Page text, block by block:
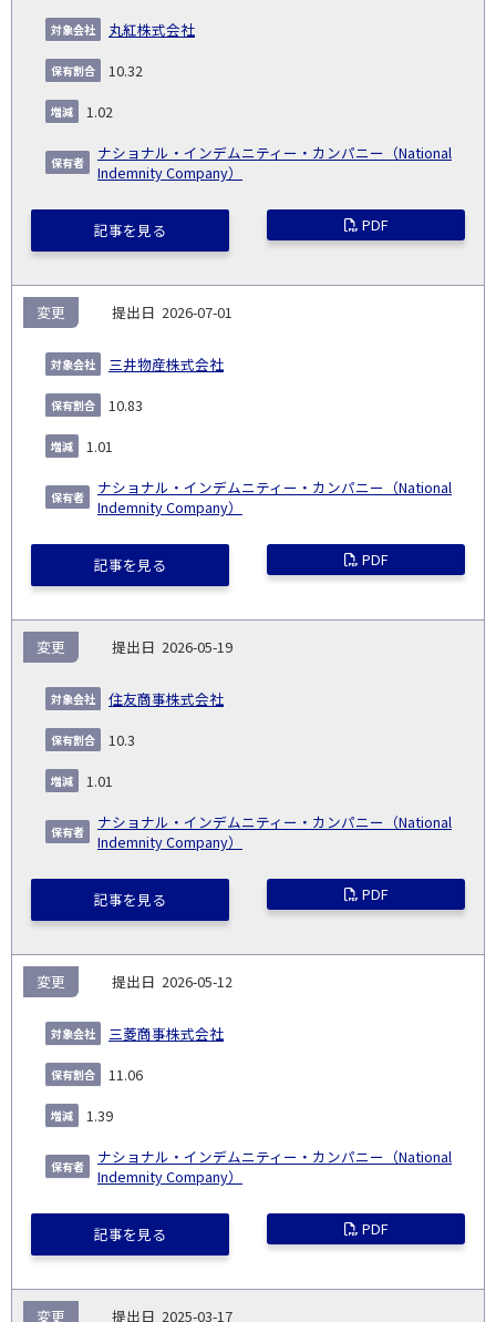
NO.
義
務
発
生
日
出
コー
丸紅株式会社
10.32
1.02
ナショナル・インデムニティー・カンパニー（National
Indemnity Company）
記事を見る PDF
2026-07-01
三井物産株式会社
変更
10.83
1.01
ナショナル・インデムニティー・カンパニー（National
Indemnity Company）
記事を見る PDF
2026-05-19
住友商事株式会社
変更
10.3
1.01
ナショナル・インデムニティー・カンパニー（National
Indemnity Company）
記事を見る PDF
2026-05-12
三菱商事株式会社
変更
11.06
1.39
ナショナル・インデムニティー・カンパニー（National
Indemnity Company）
記事を見る PDF
2025-03-17
変更